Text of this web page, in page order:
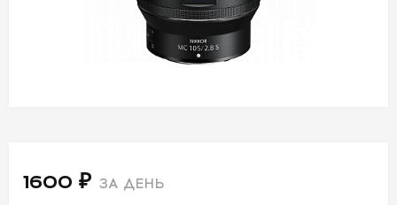
ДЛЯ
1600 ₽ ЗА ДЕНЬ